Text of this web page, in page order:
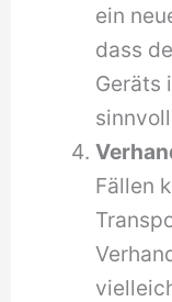
ein
dass
Geräts
Fällen